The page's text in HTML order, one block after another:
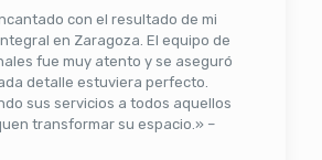
con el resultado de mi
en Zaragoza. El equipo de
fue muy atento y se aseguró
detalle estuviera perfecto.
sus servicios a todos aquellos
transformar su espacio.» –